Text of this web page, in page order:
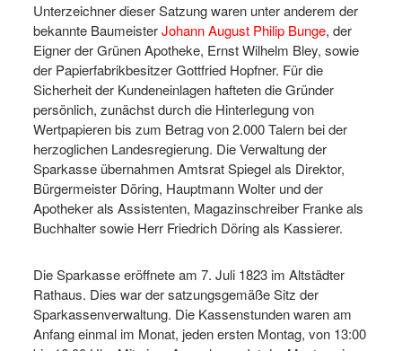
Unterzeichner dieser Satzung waren unter anderem der
bekannte BaumeisterJohann August Philip Bunge, der
Eigner der Grünen Apotheke, Ernst Wilhelm Bley, sowie
der Papierfabrikbesitzer Gottfried Hopfner. Für die
Sicherheit der Kundeneinlagen hafteten die Gründer
persönlich, zunächst durch die Hinterlegung von
Wertpapieren bis zum Betrag von 2.000 Talern bei der
herzoglichen Landesregierung. Die Verwaltung der
Sparkasse übernahmen Amtsrat Spiegel als Direktor,
Bürgermeister Döring, Hauptmann Wolter und der
Apotheker als Assistenten, Magazinschreiber Franke als
Buchhalter sowie Herr Friedrich Döring als Kassierer.
Die Sparkasse eröffnete am 7. Juli 1823 im Altstädter
Rathaus. Dies war der satzungsgemäße Sitz der
Sparkassenverwaltung. Die Kassenstunden waren am
Anfang einmal im Monat, jeden ersten Montag, von 13:00